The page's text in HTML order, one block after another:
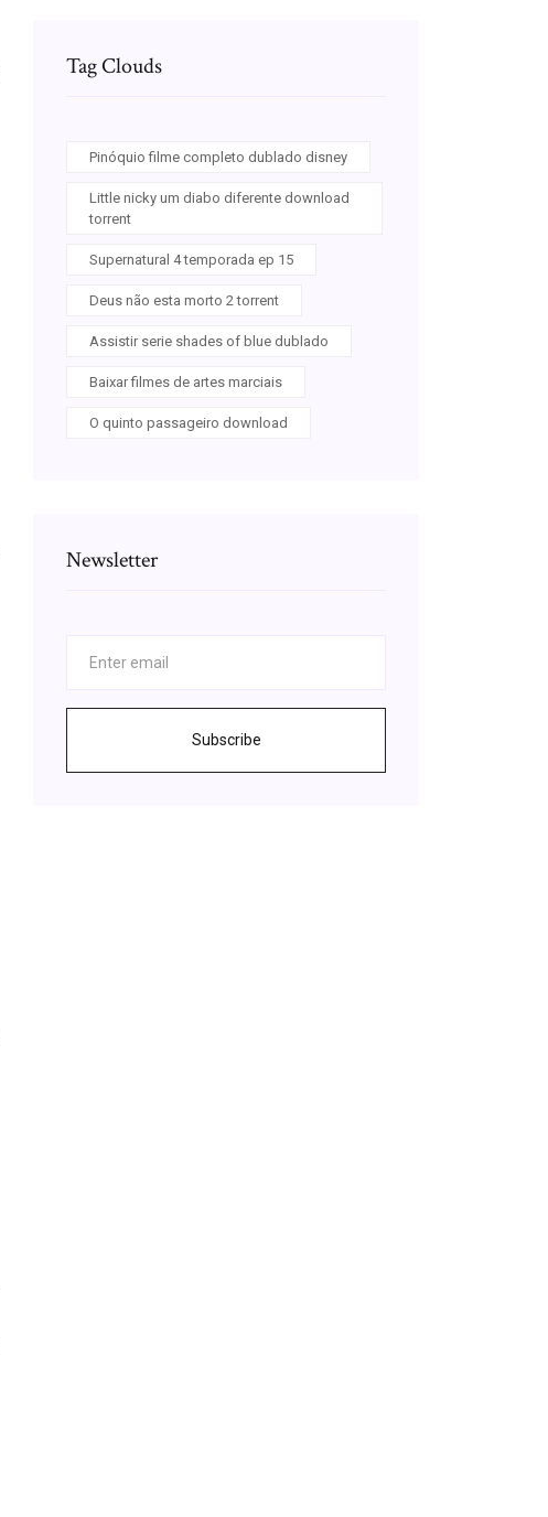
Tag Clouds
Pinóquio filme completo dublado disney
Little nicky um diabo diferente download
torrent
Supernatural 4 temporada ep 15
Deus não esta morto 2 torrent
Assistir serie shades of blue dublado
Baixar filmes de artes marciais
O quinto passageiro download
Newsletter
Subscribe